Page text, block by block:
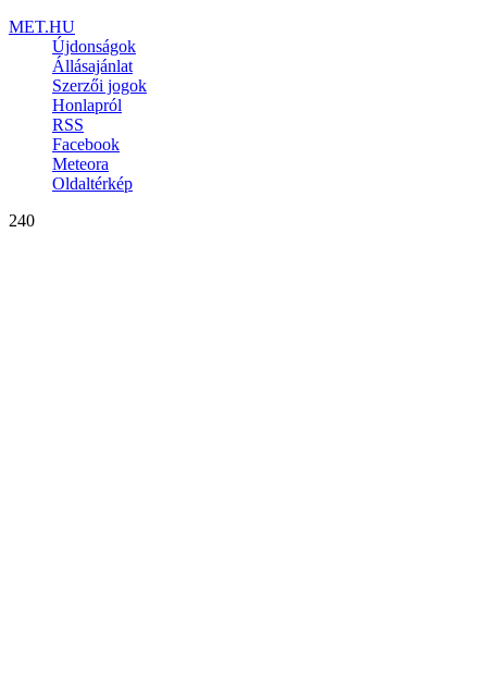
MET.HU
Újdonságok
Állásajánlat
Szerzői jogok
Honlapról
RSS
Facebook
Meteora
Oldaltérkép
240